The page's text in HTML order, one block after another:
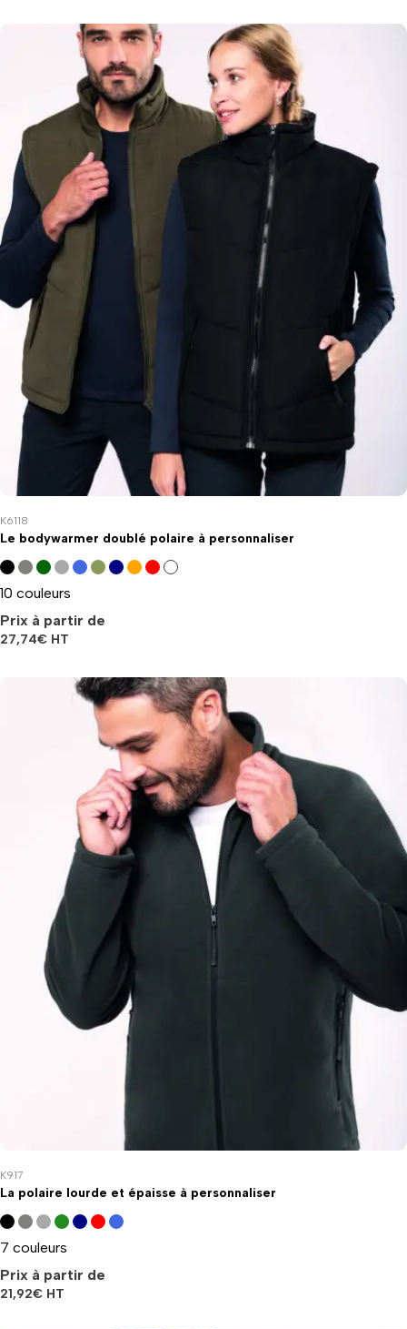
K6118
Le bodywarmer doublé polaire à personnaliser
10 couleurs
Prix à partir de
27,74€ HT
K917
La polaire lourde et épaisse à personnaliser
7 couleurs
Prix à partir de
21,92€ HT